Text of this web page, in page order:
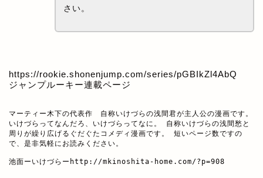
さい。
https://rookie.shonenjump.com/series/pGBIkZl4AbQ
ジャンプルーキー連載ページ
マーティー木下の代表作　自称いけづらの浅間君が主人公の漫画です。
いけづらってなんだろ、いけづらってなに。 自称いけづらの浅間愁と
周りが繰り広げるぐだぐたコメディ漫画です。 短いページ数ですの
で、是非気軽にお読みください。
池面ーいけづらー http://mkinoshita-home.com/?p=908